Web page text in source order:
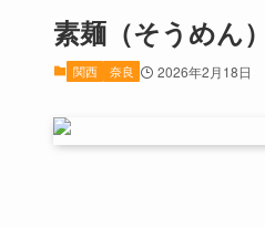
素麺（そうめん）
関西 奈良 2026年2月18日